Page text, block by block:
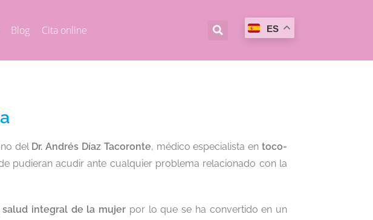
Blog Cita online ES
del Dr. Andrés Díaz Tacoronte, médico especialista entoco-
pudieran acudir ante cualquier problema relacionado con la
integral de la mujer por lo que se ha convertido en un